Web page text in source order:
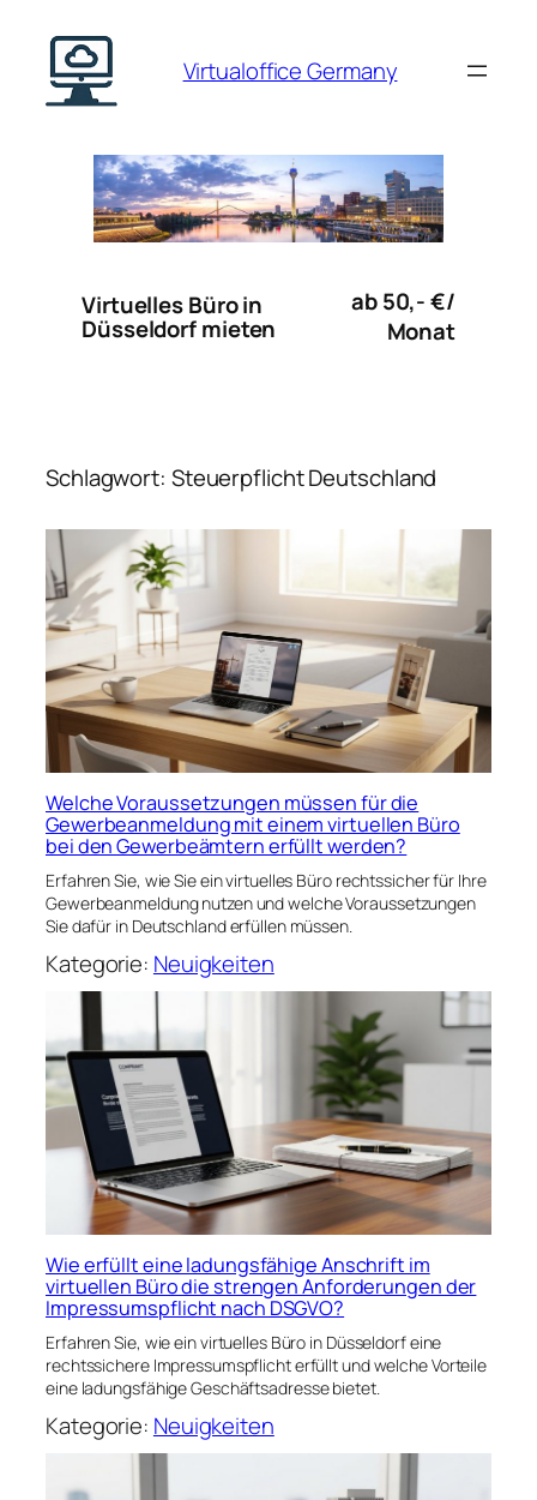
Inhalt
springen
Virtualoffice Germany
Virtuelles Büro in
Düsseldorf mieten
ab 50,- €/
Monat
Schlagwort: Steuerpflicht Deutschland
Welche Voraussetzungen müssen für die
Gewerbeanmeldung mit einem virtuellen Büro
bei den Gewerbeämtern erfüllt werden?
Erfahren Sie, wie Sie ein virtuelles Büro rechtssicher für Ihre
Gewerbeanmeldung nutzen und welche Voraussetzungen
Sie dafür in Deutschland erfüllen müssen.
Kategorie: Neuigkeiten
Wie erfüllt eine ladungsfähige Anschrift im
virtuellen Büro die strengen Anforderungen der
Impressumspflicht nach DSGVO?
Erfahren Sie, wie ein virtuelles Büro in Düsseldorf eine
rechtssichere Impressumspflicht erfüllt und welche Vorteile
eine ladungsfähige Geschäftsadresse bietet.
Kategorie: Neuigkeiten